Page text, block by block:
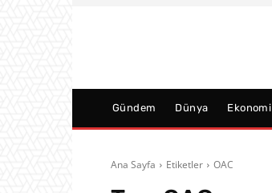
Gündem Dünya Ekonomi
Ana Sayfa Etiketler OAC